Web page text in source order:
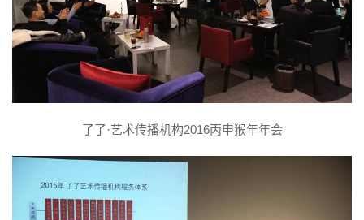
了了·艺术传播机构2016丙申猴年年会